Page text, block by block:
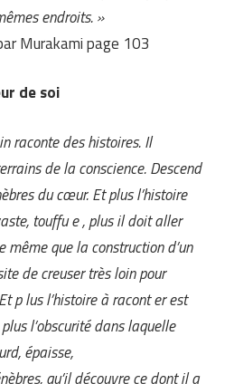
endroits. »
Murakami page 103
de soi
raconte des histoires. Il
de la conscience. Descend
du cœur. Et plus l’histoire
touffu e , plus il doit aller
même que la construction d’un
de creuser très loin pour
p lus l’histoire à racont er est
l’obscurité dans laquelle
épaisse,
qu’il découvre ce dont il a